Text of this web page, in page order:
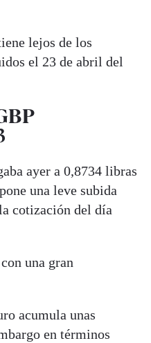
lejos de los
el 23 de abril del
ayer a 0,8734 libras
una leve subida
cotización del día
una gran
acumula unas
en términos